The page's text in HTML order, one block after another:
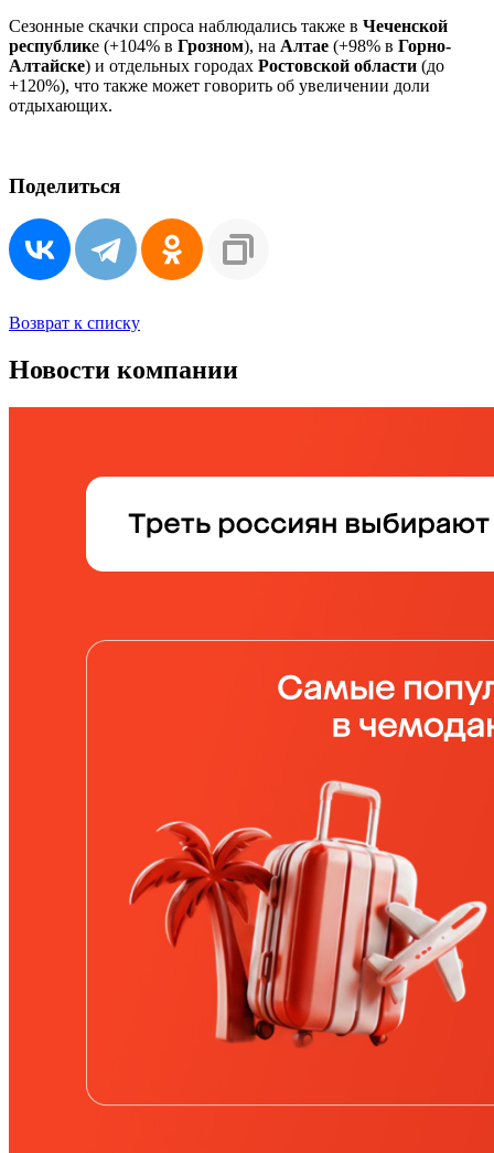
Сезонные скачки спроса наблюдались также в Чеченской
республике (+104% в Грозном), на Алтае (+98% в Горно-
Алтайске) и отдельных городах Ростовской области (до
+120%), что также может говорить об увеличении доли
отдыхающих.
Поделиться
Возврат к списку
Новости компании